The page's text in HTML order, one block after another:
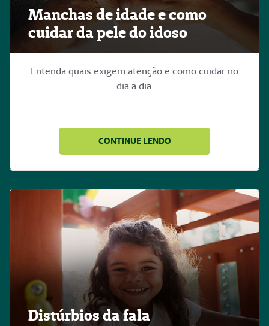
Manchas de idade e como
cuidar da pele do idoso
Entenda quais exigem atenção e como cuidar no
dia a dia.
CONTINUE LENDO
Distúrbios da fala